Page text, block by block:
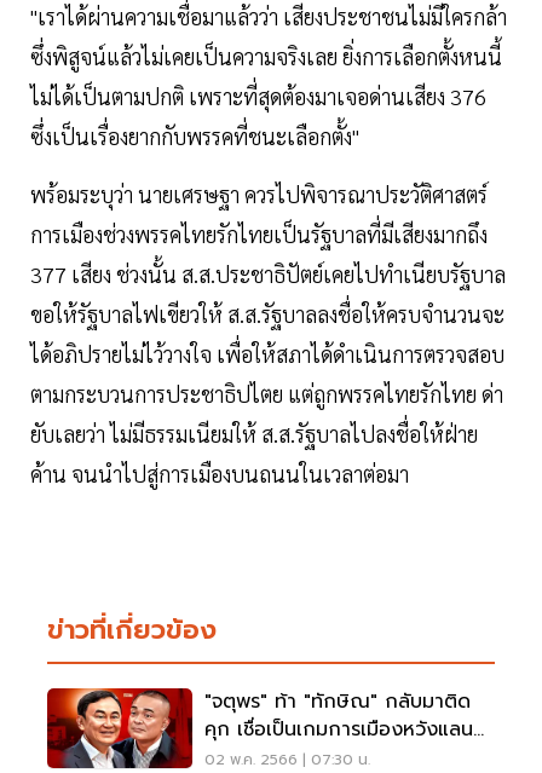
"เราได้ผ่านความเชื่อมาแล้วว่า เสียงประชาชนไม่มีใครกล้า
ซึ่งพิสูจน์แล้วไม่เคยเป็นความจริงเลย ยิ่งการเลือกตั้งหนนี้
ไม่ได้เป็นตามปกติ เพราะที่สุดต้องมาเจอด่านเสียง 376
ซึ่งเป็นเรื่องยากกับพรรคที่ชนะเลือกตั้ง"
พร้อมระบุว่า นายเศรษฐา ควรไปพิจารณาประวัติศาสตร์
การเมืองช่วงพรรคไทยรักไทยเป็นรัฐบาลที่มีเสียงมากถึง
377 เสียง ช่วงนั้น ส.ส.ประชาธิปัตย์เคยไปทำเนียบรัฐบาล
ขอให้รัฐบาลไฟเขียวให้ ส.ส.รัฐบาลลงชื่อให้ครบจำนวนจะ
ได้อภิปรายไม่ไว้วางใจ เพื่อให้สภาได้ดำเนินการตรวจสอบ
ตามกระบวนการประชาธิปไตย แต่ถูกพรรคไทยรักไทย ด่า
ยับเลยว่า ไม่มีธรรมเนียมให้ ส.ส.รัฐบาลไปลงชื่อให้ฝ่าย
ค้าน จนนำไปสู่การเมืองบนถนนในเวลาต่อมา
ข่าวที่เกี่ยวข้อง
"จตุพร" ท้า "ทักษิณ" กลับมาติด
คุก เชื่อเป็นเกมการเมืองหวังแลนด์
สไลด์
02 พ.ค. 2566 | 07:30 น.